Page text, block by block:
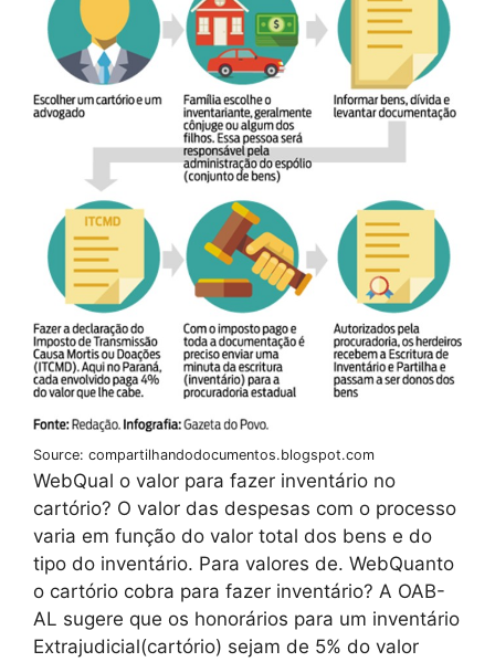
Source: compartilhandodocumentos.blogspot.com
WebQual o valor para fazer inventário no
cartório? O valor das despesas com o processo
varia em função do valor total dos bens e do
tipo do inventário. Para valores de. WebQuanto
o cartório cobra para fazer inventário? A OAB-
AL sugere que os honorários para um inventário
Extrajudicial(cartório) sejam de 5% do valor